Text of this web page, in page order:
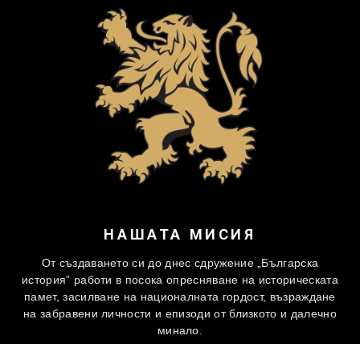
НАШАТА МИСИЯ
От създаването си до днес сдружение „Българска
история” работи в посока опресняване на историческата
памет, засилване на националната гордост, възраждане
на забравени личности и епизоди от близкото и далечно
минало.